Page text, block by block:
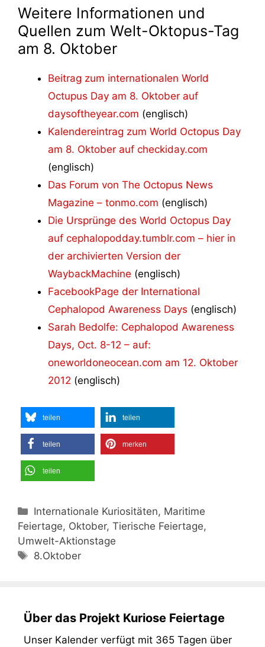
Weitere Informationen und
Quellen zum Welt-Oktopus-Tag
am 8. Oktober
Beitrag zum internationalen World
Octupus Day am 8. Oktober auf
daysoftheyear.com (englisch)
Kalendereintrag zum World Octopus Day
am 8. Oktober auf checkiday.com
(englisch)
Das Forum von The Octopus News
Magazine – tonmo.com (englisch)
Die Ursprünge des World Octopus Day
auf cephalopodday.tumblr.com – hier in
der archivierten Version der
WaybackMachine (englisch)
FacebookPage der International
Cephalopod Awareness Days (englisch)
Sarah Bedolfe: Cephalopod Awareness
Days, Oct. 8-12 – auf:
oneworldoneocean.com am 12. Oktober
2012 (englisch)
teilen teilen
teilen merken
teilen
Kategorien
Internationale Kuriositäten, Maritime
Feiertage, Oktober, Tierische Feiertage,
Umwelt-Aktionstage
Schlagwörter
8.Oktober
Über das Projekt Kuriose Feiertage
Unser Kalender verfügt mit 365 Tagen über